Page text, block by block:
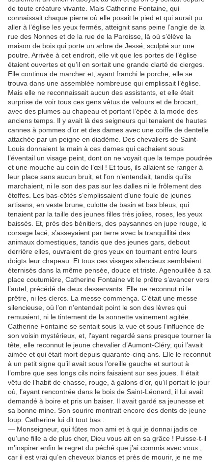
de toute créature vivante. Mais Catherine Fontaine, qui
connaissait chaque pierre où elle posait le pied et qui aurait pu
aller à l’église les yeux fermés, atteignit sans peine l’angle de la
rue des Nonnes et de la rue de la Paroisse, là où s’élève la
maison de bois qui porte un arbre de Jessé, sculpté sur une
poutre. Arrivée à cet endroit, elle vit que les portes de l’église
étaient ouvertes et qu’il en sortait une grande clarté de cierges.
Elle continua de marcher et, ayant franchi le porche, elle se
trouva dans une assemblée nombreuse qui emplissait l’église.
Mais elle ne reconnaissait aucun des assistants, et elle était
surprise de voir tous ces gens vêtus de velours et de brocart,
avec des plumes au chapeau et portant l’épée à la mode des
anciens temps. Il y avait là des seigneurs qui tenaient de hautes
cannes à pommes d’or et des dames avec une coiffe de dentelle
attachée par un peigne en diadème. Des chevaliers de Saint-
Louis donnaient la main à ces dames qui cachaient sous
l’éventail un visage peint, dont on ne voyait que la tempe poudrée
et une mouche au coin de l’œil ! Et tous, ils allaient se ranger à
leur place sans aucun bruit, et l’on n’entendait, tandis qu’ils
marchaient, ni le son des pas sur les dalles ni le frôlement des
étoffes. Les bas-côtés s’emplissaient d’une foule de jeunes
artisans, en veste brune, culotte de basin et bas bleus, qui
tenaient par la taille des jeunes filles très jolies, roses, les yeux
baissés. Et, près des bénitiers, des paysannes en jupe rouge, le
corsage lacé, s’asseyaient par terre avec la tranquillité des
animaux domestiques, tandis que des jeunes gars, debout
derrière elles, ouvraient de gros yeux en tournant entre leurs
doigts leur chapeau. Et tous ces visages silencieux semblaient
éternisés dans la même pensée, douce et triste. Agenouillée à sa
place coutumière, Catherine Fontaine vit le prêtre s’avancer vers
l’autel, précédé de deux desservants. Elle ne reconnut ni le
prêtre, ni les clercs. La messe commença. C’était une messe
silencieuse, où l’on n’entendait point le son des lèvres qui
remuaient, ni le tintement de la sonnette vainement agitée.
Catherine Fontaine se sentait sous la vue et sous l’influence de
son voisin mystérieux, et, l’ayant regardé sans presque tourner la
tête, elle reconnut le jeune chevalier d’Aumont-Cléry, qui l’avait
aimée et qui était mort depuis quarante-cinq ans. Elle le reconnut
à un petit signe qu’il avait sous l’oreille gauche et surtout à
l’ombre que ses longs cils noirs faisaient sur ses joues. Il était
vêtu de l’habit de chasse, rouge, à galons d’or, qu’il portait le jour
où, l’ayant rencontrée dans le bois de Saint-Léonard, il lui avait
demandé à boire et pris un baiser. Il avait gardé sa jeunesse et
sa bonne mine. Son sourire montrait encore des dents de jeune
loup. Catherine lui dit tout bas :
— Monseigneur, qui fûtes mon ami et à qui je donnai jadis ce
qu’une fille a de plus cher, Dieu vous ait en sa grâce ! Puisse-t-il
m’inspirer enfin le regret du péché que j’ai commis avec vous ;
car il est vrai qu’en cheveux blancs et près de mourir, je ne me